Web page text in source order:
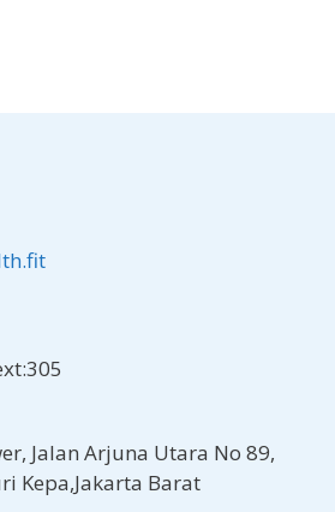
Jalan Arjuna Utara No 89,
Kepa,Jakarta Barat